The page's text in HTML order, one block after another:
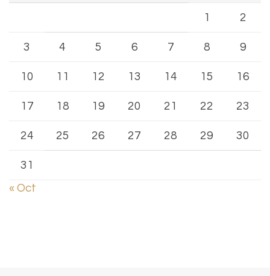
1 2
3 4 5 6 7 8 9
10 11 12 13 14 15 16
17 18 19 20 21 22 23
24 25 26 27 28 29 30
31
« Oct